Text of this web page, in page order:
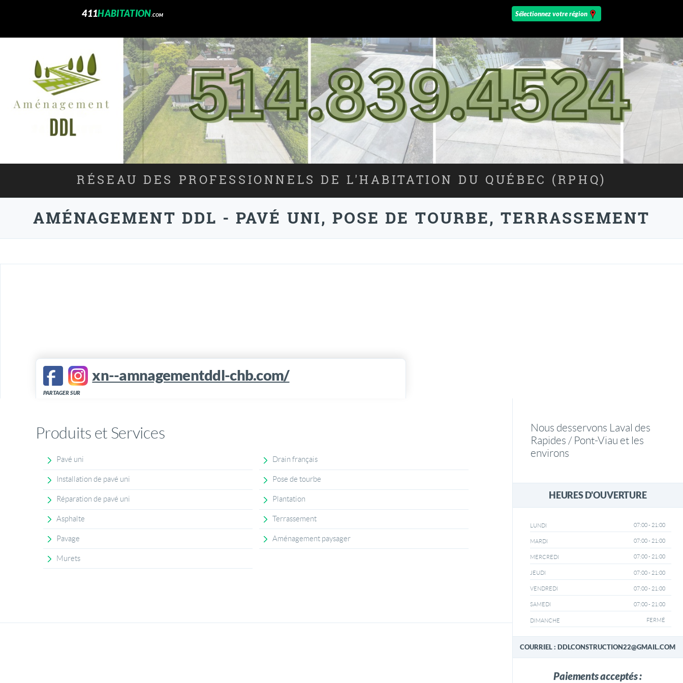
411HABITATION .COM
RÉSEAU DES PROFESSIONNELS DE L'HABITATION DU QUÉBEC (RPHQ)
AMÉNAGEMENT DDL - PAVÉ UNI, POSE DE TOURBE, TERRASSEMENT
xn--amnagementddl-chb.com/
PARTAGER SUR
Produits et Services
Pavé uni
Installation de pavé uni
Réparation de pavé uni
Asphalte
Pavage
Murets
Drain français
Pose de tourbe
Plantation
Terrassement
Aménagement paysager
Nous desservons Laval des
Rapides / Pont-Viau et les
environs
HEURES D'OUVERTURE
LUNDI 07:00 - 21:00
MARDI 07:00 - 21:00
MERCREDI 07:00 - 21:00
JEUDI 07:00 - 21:00
VENDREDI 07:00 - 21:00
SAMEDI 07:00 - 21:00
DIMANCHE FERMÉ
COURRIEL : DDLCONSTRUCTION22@GMAIL.COM
Paiements acceptés :